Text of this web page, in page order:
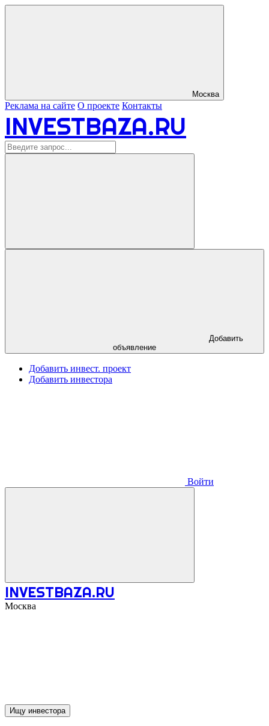
Москва
Реклама на сайте О проекте Контакты
INVESTBAZA.RU
объявление
Добавить инвест. проект
Добавить инвестора
Войти
INVESTBAZA.RU
Москва
Ищу инвестора